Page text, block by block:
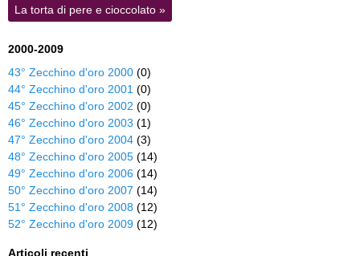
La torta di pere e cioccolato »
2000-2009
43° Zecchino d'oro 2000 (0)
44° Zecchino d'oro 2001 (0)
45° Zecchino d'oro 2002 (0)
46° Zecchino d'oro 2003 (1)
47° Zecchino d'oro 2004 (3)
48° Zecchino d'oro 2005 (14)
49° Zecchino d'oro 2006 (14)
50° Zecchino d'oro 2007 (14)
51° Zecchino d'oro 2008 (12)
52° Zecchino d'oro 2009 (12)
Articoli recenti